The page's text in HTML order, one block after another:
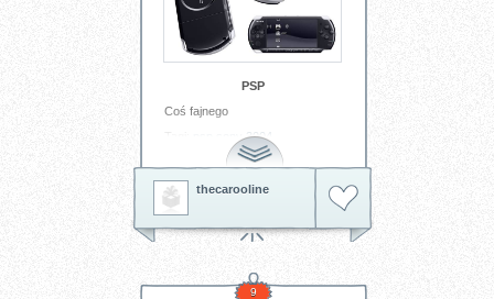
PSP
Coś fajnego
sony 3004
thecarooline
9